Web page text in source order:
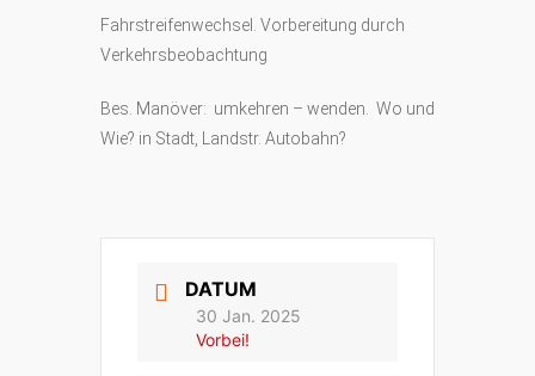
Fahrstreifenwechsel. Vorbereitung durch
Verkehrsbeobachtung
Bes. Manöver: umkehren – wenden. Wo und
Wie? in Stadt, Landstr. Autobahn?
DATUM
30 Jan. 2025
Vorbei!